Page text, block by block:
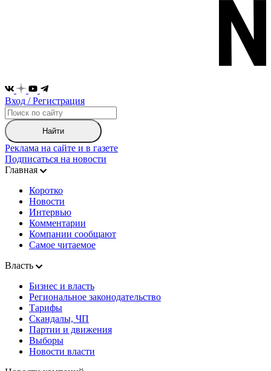
Вход / Регистрация
Найти
Реклама на сайте и в газете
Подписаться на новости
Главная
Коротко
Новости
Интервью
Комментарии
Компании сообщают
Самое читаемое
Власть
Бизнес и власть
Региональное законодательство
Тарифы
Скандалы, ЧП
Партии и движения
Выборы
Новости власти